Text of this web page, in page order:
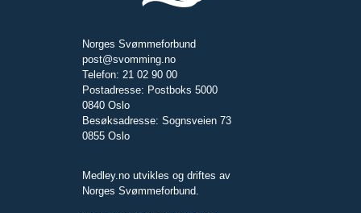
Norges Svømmeforbund
post@svomming.no
Telefon: 21 02 90 00
Postadresse: Postboks 5000
0840 Oslo
Besøksadresse: Sognsveien 73
0855 Oslo
Medley.no utvikles og driftes av
Norges Svømmeforbund.